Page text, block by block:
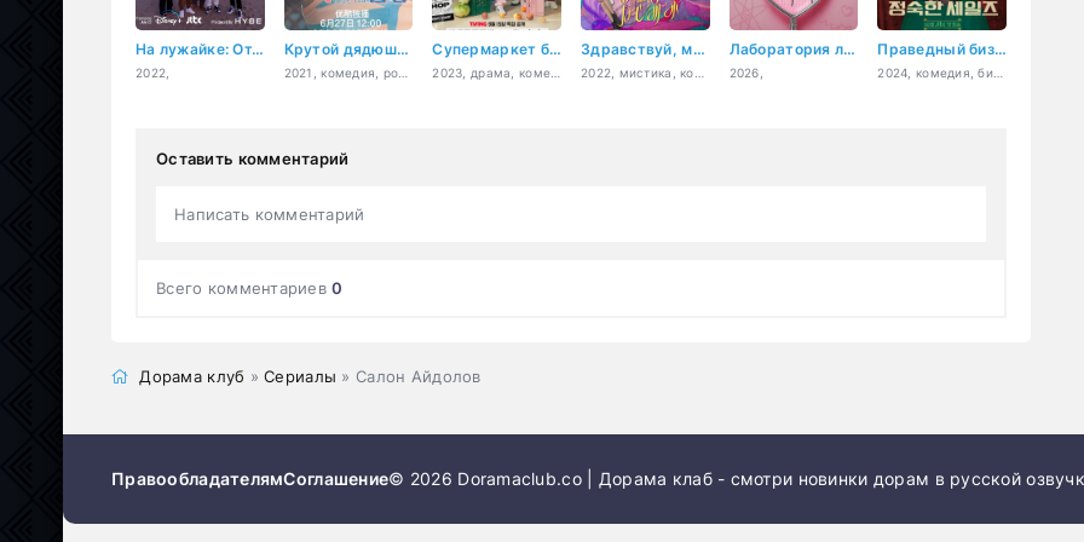
На лужайке: Отдых с друзьями
2022,
Крутой дядюшка Супермаркет бывших айдолов Здравствуй, моя любовь Лаборатория любви
2026,
Праведный бизнес
Оставить комментарий
Написать комментарий
Всего комментариев0
Дорама клуб »Сериалы » Салон Айдолов
ПравообладателямСоглашение© 2026 Doramaclub.co | Дорама клаб - смотри новинки дорам в русской